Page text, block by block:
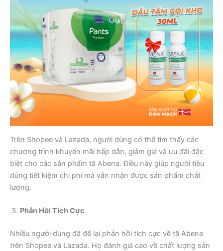
Trên Shopee và Lazada, người dùng có thể tìm thấy các
chương trình khuyến mãi hấp dẫn, giảm giá và ưu đãi đặc
biệt cho các sản phẩm tã Abena. Điều này giúp người tiêu
dùng tiết kiệm chi phí mà vẫn nhận được sản phẩm chất
lượng.
Phản Hồi Tích Cực
Nhiều người dùng đã để lại phản hồi tích cực về tã Abena
trên Shopee và Lazada. Họ đánh giá cao về chất lượng sản